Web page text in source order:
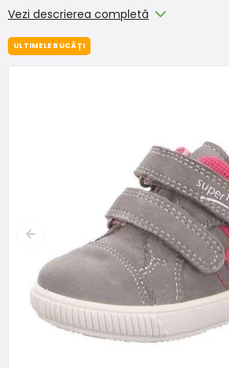
Vezi descrierea completă
ULTIMELE BUCĂȚI